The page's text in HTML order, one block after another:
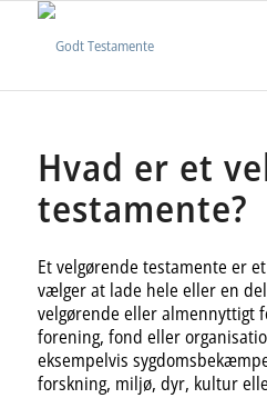
Hvad er et
testamente?
Et velgørende testamente er
vælger at lade hele eller en
velgørende eller almennyttigt
forening, fond eller
eksempelvis
forskning, miljø, dyr, kultur